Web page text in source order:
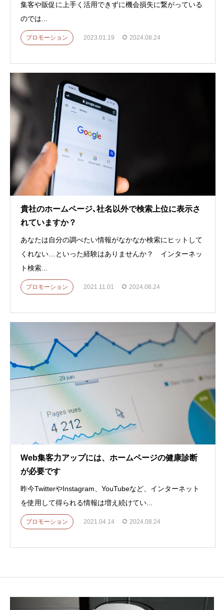
集客や販促に上手く活用できずに機会損失に繋がっている
のでは...
プロモーション 2023.01.19 2024.08.24
貴社のホームページ､社名以外で検索上位に表示さ
れていますか？
あなたは自分の調べたい情報がなかなか検索にヒットして
くれない…といった経験はありませんか？ インターネッ
ト検索...
プロモーション 2021.11.01 2024.08.24
Web集客力アップには、ホームページの健康診断
が必要です
昨今TwitterやInstagram、YouTubeなど、インターネット
を使用して得られる情報は増え続けてい...
プロモーション 2021.04.14 2024.08.24